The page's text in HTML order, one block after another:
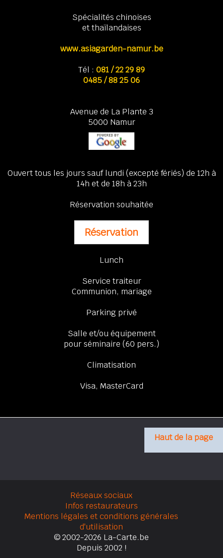
Spécialités chinoises
et thaïlandaises
www.asiagarden-namur.be
Tél : 081 / 22 29 89
0485 / 88 25 06
Avenue de La Plante 3
5000 Namur
Ouvert tous les jours sauf lundi (excepté fériés) de 12h à
14h et de 18h à 23h
Réservation souhaitée
Réservation
Lunch
Service traiteur
Communion, mariage
Parking privé
Salle et/ou équipement
pour séminaire (60 pers.)
Climatisation
Visa, MasterCard
Haut de la page
Réseaux sociaux
Infos restaurateurs
Mentions légales et conditions générales
d'utilisation
© 2002-2026 La-Carte.be
Depuis 2002 !